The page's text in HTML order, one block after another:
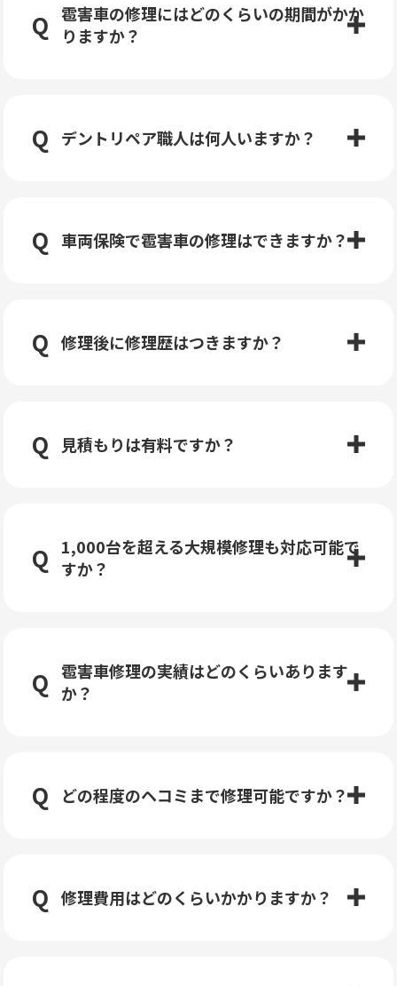
雹害車の修理にはどのくらいの期間がかか
りますか？
デントリペア職人は何人いますか？
車両保険で雹害車の修理はできますか？
修理後に修理歴はつきますか？
見積もりは有料ですか？
1,000台を超える大規模修理も対応可能で
すか？
雹害車修理の実績はどのくらいあります
か？
どの程度のヘコミまで修理可能ですか？
修理費用はどのくらいかかりますか？